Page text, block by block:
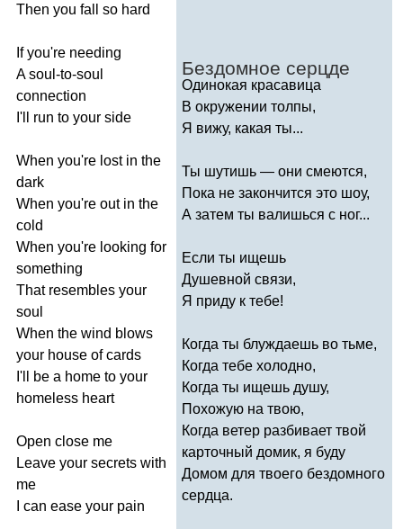
Then you fall so hard
If you're needing
A soul-to-soul
connection
I'll
run to your side
When you're lost in the
dark
When you're out in the
cold
When you're looking for
something
That resembles your
soul
When the wind blows
your house of cards
I'll
be a home to your
homeless heart
Open close me
Leave your secrets with
me
can ease your pain
Бездомное серцде
Одинокая красавица
В окружении толпы,
Я вижу, какая ты...
Ты шутишь — они смеются,
Пока не закончится это шоу,
А затем ты валишься с ног...
Если ты ищешь
Душевной связи,
Я приду к тебе!
Когда ты блуждаешь во тьме,
Когда тебе холодно,
Когда ты ищешь душу,
Похожую на твою,
Когда ветер разбивает твой
карточный домик, я буду
Домом для твоего бездомного
сердца.